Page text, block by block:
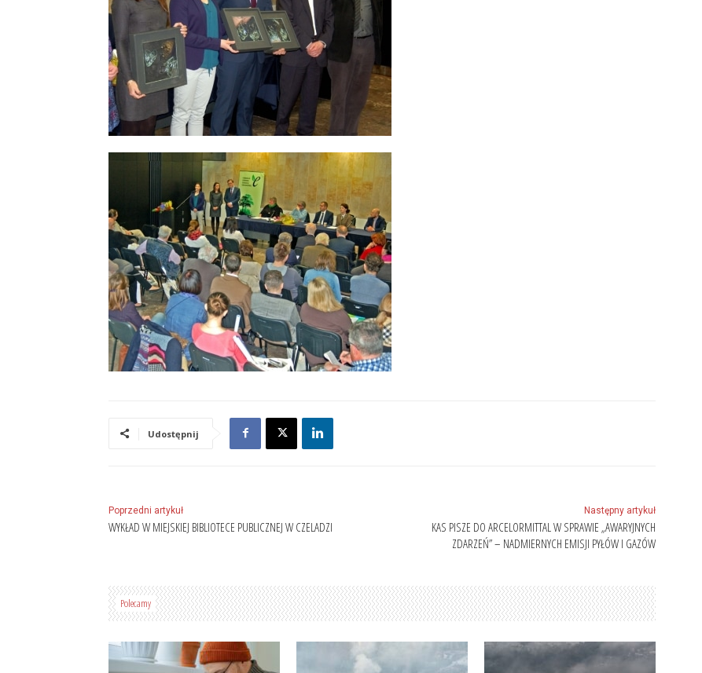
Udostępnij
Poprzedni artykuł
WYKŁAD W MIEJSKIEJ BIBLIOTECE PUBLICZNEJ W CZELADZI
Następny artykuł
KAS PISZE DO ARCELORMITTAL W SPRAWIE „AWARYJNYCH
ZDARZEŃ” – NADMIERNYCH EMISJI PYŁÓW I GAZÓW
Polecamy